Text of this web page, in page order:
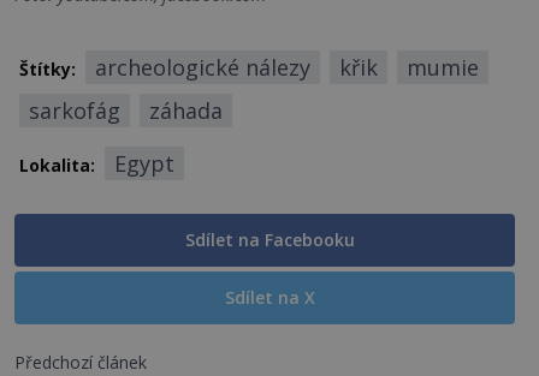
Štítky: archeologické nálezy křik
mumie
sarkofág
záhada
Lokalita: Egypt
Sdílet na Facebooku
Sdílet na X
Předchozí článek